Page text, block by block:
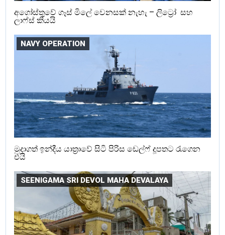
අගෝස්තුවේ ගෑස් මිලේ වෙනසක් නැහැ – ලිට්‍රෝ සහ
ලාෆ්ස් කියයි
NAVY OPERATION
මුදාගත් ඉන්දීය යාත්‍රාවේ සිටි පිරිස ඩෙල්ෆ් දූපතට රැගෙන
එයි
SEENIGAMA SRI DEVOL MAHA DEVALAYA